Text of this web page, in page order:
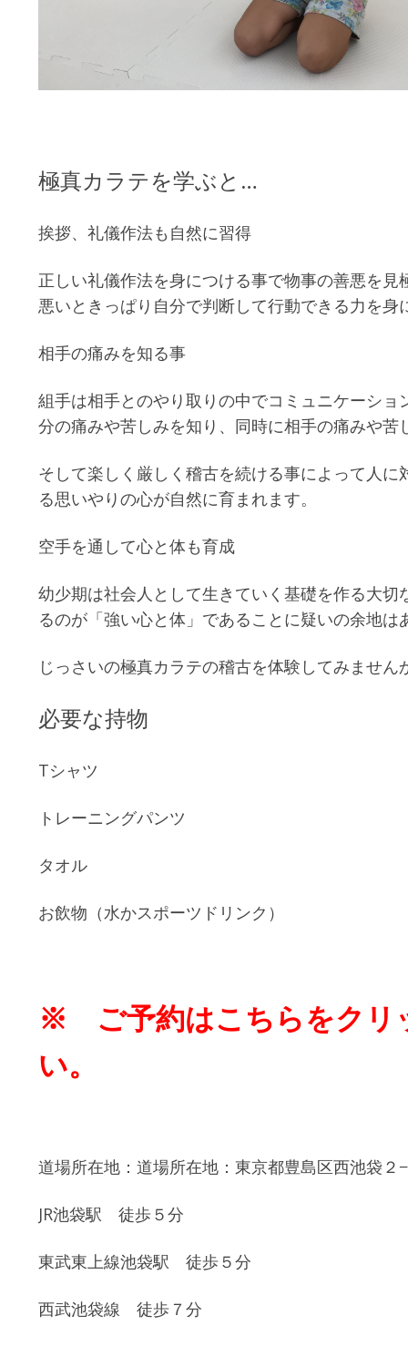
極真カラテを学ぶと…
挨拶、礼儀作法も自然に習得
正しい礼儀作法を身につける事で物事の善悪を見
悪いときっぱり自分で判断して行動できる力を身
相手の痛みを知る事
組手は相手とのやり取りの中でコミュニケーショ
分の痛みや苦しみを知り、同時に相手の痛みや苦
そして楽しく厳しく稽古を続ける事によって人に
る思いやりの心が自然に育まれます。
空手を通して心と体も育成
幼少期は社会人として生きていく基礎を作る大切
るのが「強い心と体」であることに疑いの余地は
じっさいの極真カラテの稽古を体験してみません
必要な持物
Tシャツ
トレーニングパンツ
タオル
お飲物（水かスポーツドリンク）
※ ご予約はこちらをク
い。
道場所在地：道場所在地：東京都豊島区西池袋２
JR池袋駅 徒歩５分
東武東上線池袋駅 徒歩５分
西武池袋線 徒歩７分